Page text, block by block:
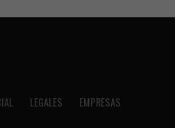
LEGALES EMPRESAS